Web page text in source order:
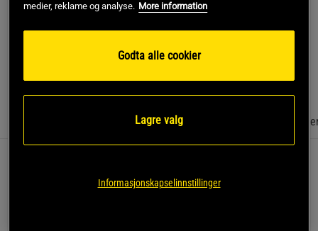
HealthyCos økologiske kaldpressede kokosolje er en svært
høykvalitets kokosolje som er praktisk å ha hjemme i
Anmeldelser(6) Næringsinformasjon &
til hjemmet takket være sine allsidige egenskaper.
medier, reklame og analyse. More information
Godta alle cookier
Lagre valg
Informasjonskapselinnstillinger